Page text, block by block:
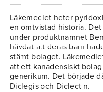
Läkemedlet heter
en omtvistad historia.
under produktnamnet
hävdat att deras barn
stämt bolaget.
att ett kanadensiskt
generikum. Det började
Diclegis och Diclectin.